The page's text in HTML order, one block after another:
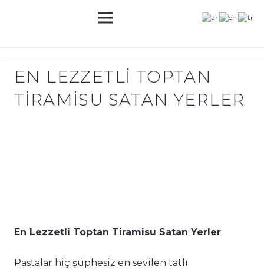
EN LEZZETLI TOPTAN
TIRAMISU SATAN YERLER
En Lezzetli Toptan Tiramisu Satan Yerler
Pastalar hiç şüphesiz en sevilen tatlı